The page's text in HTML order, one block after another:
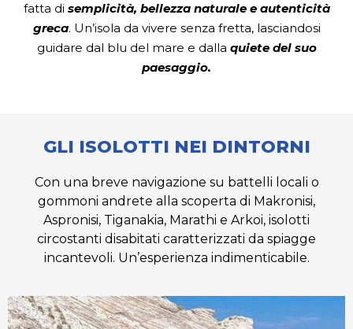
fatta di semplicità, bellezza naturale e autenticità
greca. Un’isola da vivere senza fretta, lasciandosi
guidare dal blu del mare e dalla quiete del suo
paesaggio.
GLI ISOLOTTI NEI DINTORNI
Con una breve navigazione su battelli locali o
gommoni andrete alla scoperta di Makronisi,
Aspronisi, Tiganakia, Marathi e Arkoi, isolotti
circostanti disabitati caratterizzati da spiagge
incantevoli. Un’esperienza indimenticabile.